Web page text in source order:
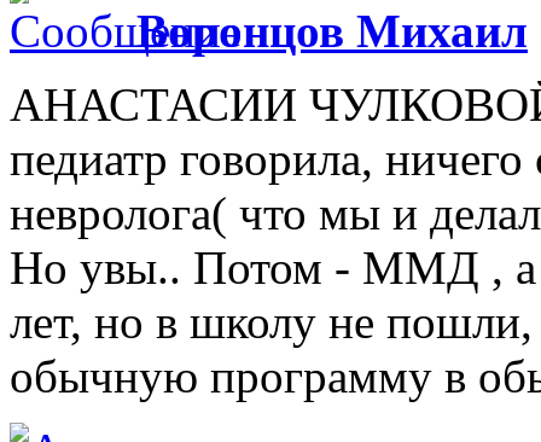
Воронцов Михаил
АНАСТАСИИ
педиатр говорила,
невролога( что мы и
Но увы.. Потом - ММД , а
лет, но в школу не
обычную программу в